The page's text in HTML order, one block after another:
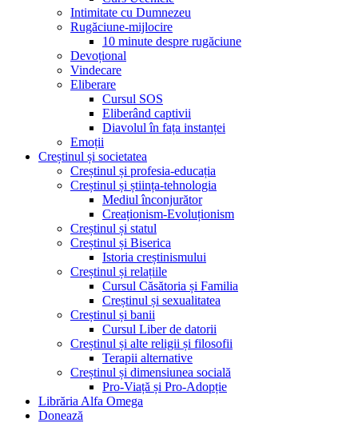
Intimitate cu Dumnezeu
Rugăciune-mijlocire
10 minute despre rugăciune
Devoțional
Vindecare
Eliberare
Cursul SOS
Eliberând captivii
Diavolul în fața instanței
Emoții
Creștinul și societatea
Creștinul și profesia-educația
Creștinul și știința-tehnologia
Mediul înconjurător
Creaționism-Evoluționism
Creștinul și statul
Creștinul și Biserica
Istoria creștinismului
Creștinul și relațiile
Cursul Căsătoria și Familia
Creștinul și sexualitatea
Creștinul și banii
Cursul Liber de datorii
Creștinul și alte religii și filosofii
Terapii alternative
Creștinul și dimensiunea socială
Pro-Viață și Pro-Adopție
Librăria Alfa Omega
Donează